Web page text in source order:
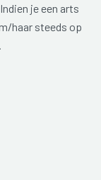
je een arts
haar steeds op